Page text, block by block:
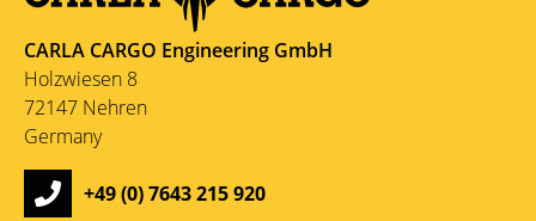
CARLA CARGO Engineering GmbH
Holzwiesen 8
72147 Nehren
Germany
+49 (0) 7643 215 920